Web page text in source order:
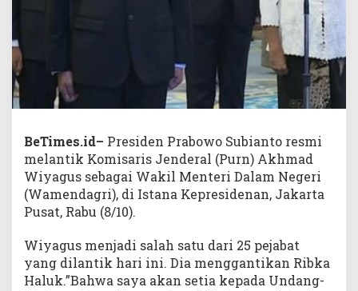
BeTimes.id– Presiden Prabowo Subianto resmi
melantik Komisaris Jenderal (Purn) Akhmad
Wiyagus sebagai Wakil Menteri Dalam Negeri
(Wamendagri), di Istana Kepresidenan, Jakarta
Pusat, Rabu (8/10).
Wiyagus menjadi salah satu dari 25 pejabat
yang dilantik hari ini. Dia menggantikan Ribka
Haluk.”Bahwa saya akan setia kepada Undang-